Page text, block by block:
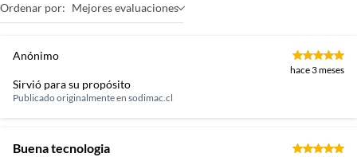
Ordenar por: Mejores evaluaciones
Anónimo
hace 3 meses
Sirvió para su propósito
Publicado originalmente en sodimac.cl
Buena tecnologia